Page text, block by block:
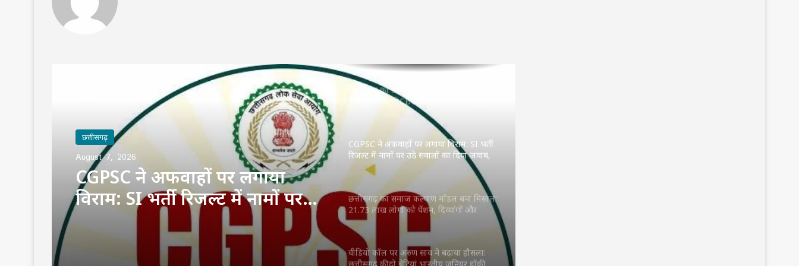
छत्तीसगढ़
August 7, 2026
CGPSC ने अफवाहों पर लगाया
विराम: SI भर्ती रिजल्ट में नामों पर
उठे सवालों का दिया जवाब, वायरल
दावे बताए गलत
छत्तीसगढ़ को 50 करोड़ की बड़ी सौगात: CM
विष्णुदेव साय की CBG नीति को केंद्र की मंजूरी,
देश में पहला राज्य बना
CGPSC ने अफवाहों पर लगाया विराम: SI भर्ती
रिजल्ट में नामों पर उठे सवालों का दिया जवाब,
वायरल दावे बताए गलत
छत्तीसगढ़ का समाज कल्याण मॉडल बना मिसाल:
21.73 लाख लोगों को पेंशन, दिव्यांगों और
बुजुर्गों को मिला बड़ा सहारा
वीडियो कॉल पर अरुण साव ने बढ़ाया हौसला:
छत्तीसगढ़ की दो बेटियां भारतीय जूनियर हॉकी